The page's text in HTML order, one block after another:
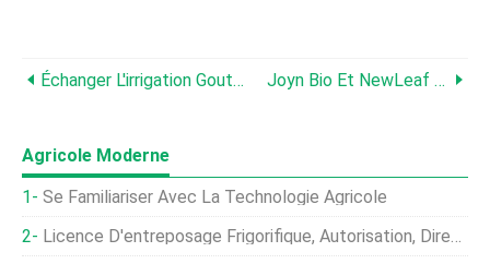
Échanger L'irrigation Goutte À Goutte Contre Des Pivots Présente Des Avantages Joyn Bio Et NewLeaf Symbiotics Forment Un Partenariat De 75 Millions De Dollars
Agricole Moderne
Se Familiariser Avec La Technologie Agricole
Licence D'entreposage Frigorifique, Autorisation, Directives En Inde